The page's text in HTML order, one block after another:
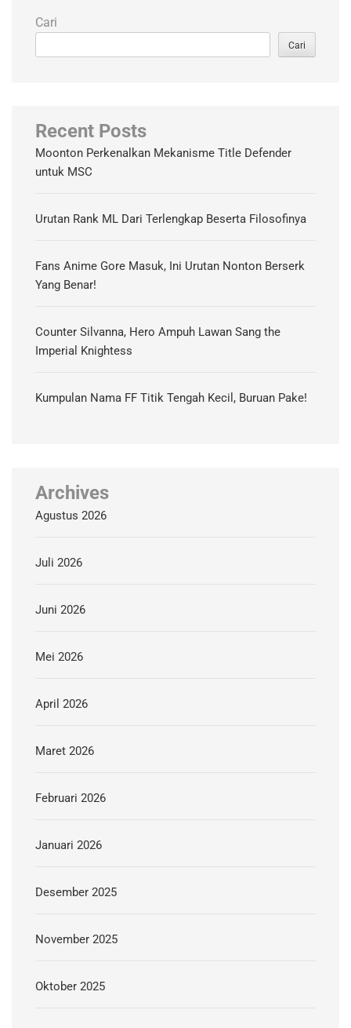
Cari
Cari
Recent Posts
Moonton Perkenalkan Mekanisme Title Defender
untuk MSC
Urutan Rank ML Dari Terlengkap Beserta Filosofinya
Fans Anime Gore Masuk, Ini Urutan Nonton Berserk
Yang Benar!
Counter Silvanna, Hero Ampuh Lawan Sang the
Imperial Knightess
Kumpulan Nama FF Titik Tengah Kecil, Buruan Pake!
Archives
Agustus 2026
Juli 2026
Juni 2026
Mei 2026
April 2026
Maret 2026
Februari 2026
Januari 2026
Desember 2025
November 2025
Oktober 2025